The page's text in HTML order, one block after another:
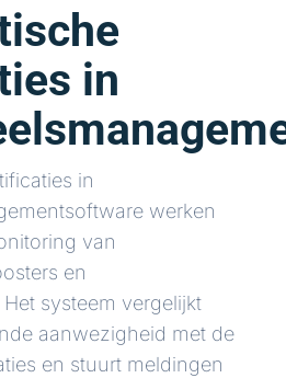
in
in
werken
van
en
systeem vergelijkt
aanwezigheid met de
en stuurt meldingen